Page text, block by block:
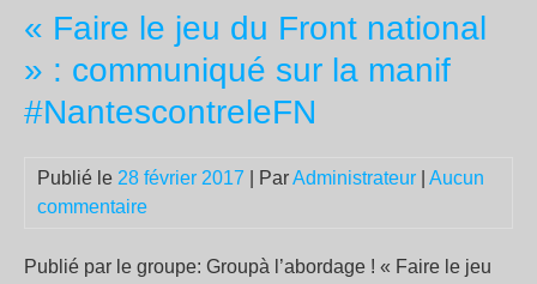
« Faire le jeu du Front national
» : communiqué sur la manif
#NantescontreleFN
Publié le 28 février 2017 | ParAdministrateur
Aucun
commentaire
Publié par le groupe: Groupà l’abordage ! « Faire le jeu